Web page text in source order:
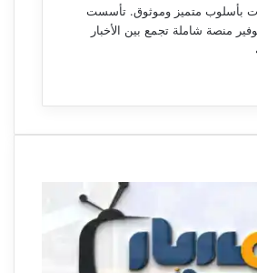
بأسلوب متميز وموثوق. تأسست
منصة شاملة تجمع بين الأخبار